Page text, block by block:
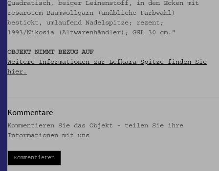
Quadratisch, beiger Leinenstoff, in den Ecken mit
rosarotem Baumwollgarn (unübliche Farbwahl)
bestickt, umlaufend Nadelspitze; rezent;
1993/Nikosia (Altwarenhändler); GSL 30 cm."
OBJEKT NIMMT BEZUG AUF
Weitere Informationen zur Lefkara-Spitze finden Sie
hier.
Kommentare
Kommentieren Sie das Objekt - teilen Sie ihre
Informationen mit uns
Kommentieren